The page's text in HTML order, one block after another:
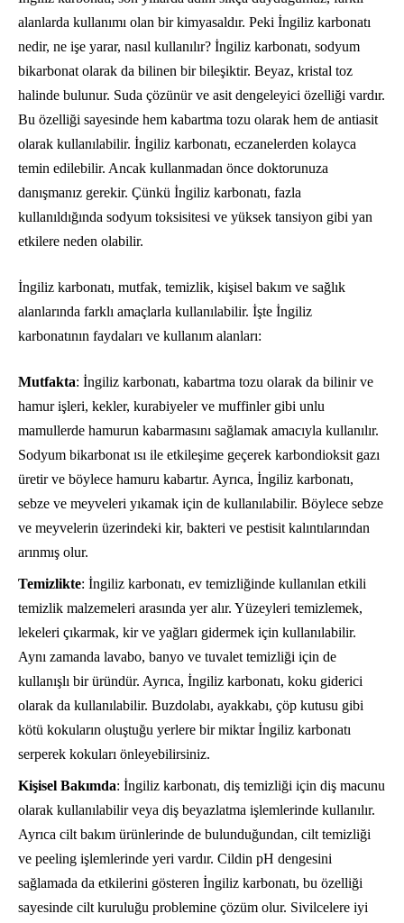
alanlarda kullanımı olan bir kimyasaldır. Peki İngiliz karbonatı
nedir, ne işe yarar, nasıl kullanılır? İngiliz karbonatı, sodyum
bikarbonat olarak da bilinen bir bileşiktir. Beyaz, kristal toz
halinde bulunur. Suda çözünür ve asit dengeleyici özelliği vardır.
Bu özelliği sayesinde hem kabartma tozu olarak hem de antiasit
olarak kullanılabilir. İngiliz karbonatı, eczanelerden kolayca
temin edilebilir. Ancak kullanmadan önce doktorunuza
danışmanız gerekir. Çünkü İngiliz karbonatı, fazla
kullanıldığında sodyum toksisitesi ve yüksek tansiyon gibi yan
etkilere neden olabilir.
İngiliz karbonatı, mutfak, temizlik, kişisel bakım ve sağlık
alanlarında farklı amaçlarla kullanılabilir. İşte İngiliz
karbonatının faydaları ve kullanım alanları:
Mutfakta: İngiliz karbonatı, kabartma tozu olarak da bilinir ve
hamur işleri, kekler, kurabiyeler ve muffinler gibi unlu
mamullerde hamurun kabarmasını sağlamak amacıyla kullanılır.
Sodyum bikarbonat ısı ile etkileşime geçerek karbondioksit gazı
üretir ve böylece hamuru kabartır. Ayrıca, İngiliz karbonatı,
sebze ve meyveleri yıkamak için de kullanılabilir. Böylece sebze
ve meyvelerin üzerindeki kir, bakteri ve pestisit kalıntılarından
arınmış olur.
Temizlikte: İngiliz karbonatı, ev temizliğinde kullanılan etkili
temizlik malzemeleri arasında yer alır. Yüzeyleri temizlemek,
lekeleri çıkarmak, kir ve yağları gidermek için kullanılabilir.
Aynı zamanda lavabo, banyo ve tuvalet temizliği için de
kullanışlı bir üründür. Ayrıca, İngiliz karbonatı, koku giderici
olarak da kullanılabilir. Buzdolabı, ayakkabı, çöp kutusu gibi
kötü kokuların oluştuğu yerlere bir miktar İngiliz karbonatı
serperek kokuları önleyebilirsiniz.
Kişisel Bakımda: İngiliz karbonatı, diş temizliği için diş macunu
olarak kullanılabilir veya diş beyazlatma işlemlerinde kullanılır.
Ayrıca cilt bakım ürünlerinde de bulunduğundan, cilt temizliği
ve peeling işlemlerinde yeri vardır. Cildin pH dengesini
sağlamada da etkilerini gösteren İngiliz karbonatı, bu özelliği
sayesinde cilt kuruluğu problemine çözüm olur. Sivilcelere iyi